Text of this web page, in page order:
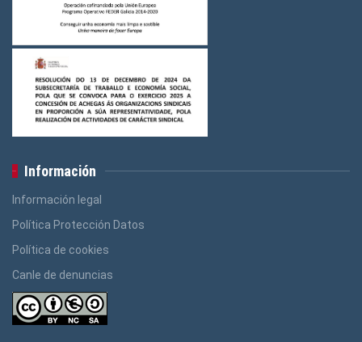
Información
Información legal
Política Protección Datos
Política de cookies
Canle de denuncias